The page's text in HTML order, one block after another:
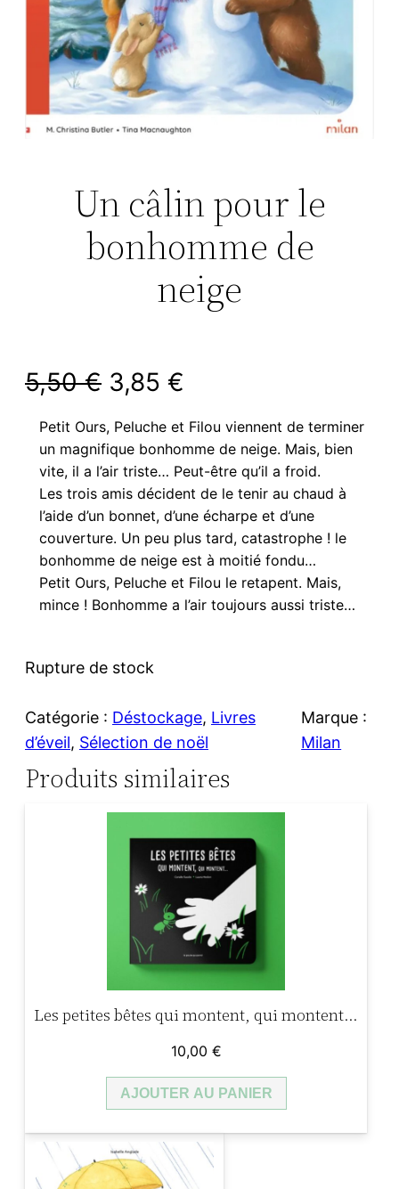
Un câlin pour le
bonhomme de
neige
5,50€ L
e
p
r
i
x
i
t
i
a
i
:
5
3,85 €
e
p
r
i
x
a
u
e
l
e
s
t
:
3
,
8
5
Petit Ours, Peluche et Filou viennent de terminer
un magnifique bonhomme de neige. Mais, bien
vite, il a l’air triste… Peut-être qu’il a froid.
Les trois amis décident de le tenir au chaud à
l’aide d’un bonnet, d’une écharpe et d’une
couverture. Un peu plus tard, catastrophe ! le
bonhomme de neige est à moitié fondu…
Petit Ours, Peluche et Filou le retapent. Mais,
mince ! Bonhomme a l’air toujours aussi triste…
Rupture de stock
Catégorie : Déstockage, Livres
d’éveil, Sélection de noël
Marque :
Milan
Produits similaires
Les petites bêtes qui montent, qui montent…
10,00 €
AJOUTER AU PANIER